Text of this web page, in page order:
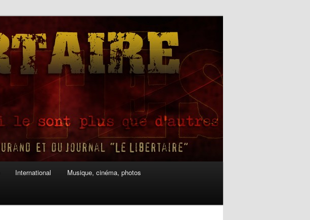
International Musique, cinéma, photos